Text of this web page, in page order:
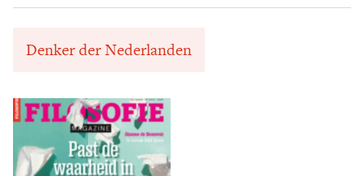
Denker der Nederlanden